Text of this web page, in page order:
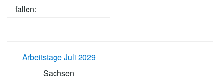
fallen:
Arbeitstage Juli 2029
Sachsen